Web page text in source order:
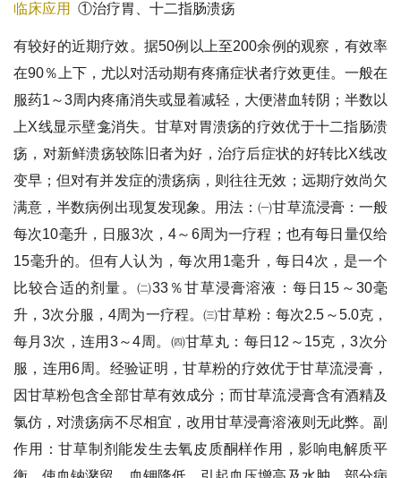
临床应用 ①治疗胃、十二指肠溃疡
有较好的近期疗效。据50例以上至200余例的观察，有效率
在90％上下，尤以对活动期有疼痛症状者疗效更佳。一般在
服药1～3周内疼痛消失或显着减轻，大便潜血转阴；半数以
上X线显示壁龛消失。甘草对胃溃疡的疗效优于十二指肠溃
疡，对新鲜溃疡较陈旧者为好，治疗后症状的好转比X线改
变早；但对有并发症的溃疡病，则往往无效；远期疗效尚欠
满意，半数病例出现复发现象。用法：㈠甘草流浸膏：一般
每次10毫升，日服3次，4～6周为一疗程；也有每日量仅给
15毫升的。但有人认为，每次用1毫升，每日4次，是一个
比较合适的剂量。㈡33％甘草浸膏溶液：每日15～30毫
升，3次分服，4周为一疗程。㈢甘草粉：每次2.5～5.0克，
每月3次，连用3～4周。㈣甘草丸：每日12～15克，3次分
服，连用6周。经验证明，甘草粉的疗效优于甘草流浸膏，
因甘草粉包含全部甘草有效成分；而甘草流浸膏含有酒精及
氯仿，对溃疡病不尽相宜，改用甘草浸膏溶液则无此弊。副
作用：甘草制剂能发生去氧皮质酮样作用，影响电解质平